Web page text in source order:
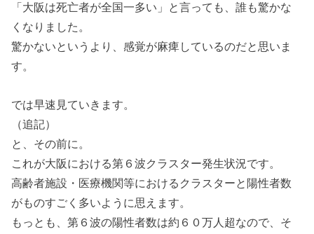
「大阪は死亡者が全国一多い」と言っても、誰も驚かな
くなりました。
驚かないというより、感覚が麻痺しているのだと思いま
す。
では早速見ていきます。
（追記）
と、その前に。
これが大阪における第６波クラスター発生状況です。
高齢者施設・医療機関等におけるクラスターと陽性者数
がものすごく多いように思えます。
もっとも、第６波の陽性者数は約６０万人超なので、そ